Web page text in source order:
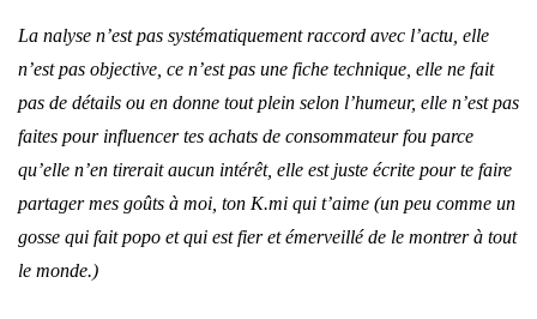
La nalyse n’est pas systématiquement raccord avec l’actu, elle
n’est pas objective, ce n’est pas une fiche technique, elle ne fait
pas de détails ou en donne tout plein selon l’humeur, elle n’est pas
faites pour influencer tes achats de consommateur fou parce
qu’elle n’en tirerait aucun intérêt, elle est juste écrite pour te faire
partager mes goûts à moi, ton K.mi qui t’aime (un peu comme un
gosse qui fait popo et qui est fier et émerveillé de le montrer à tout
le monde.)